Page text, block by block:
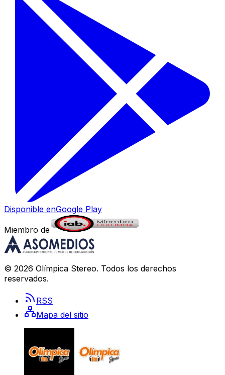
Disponible enGoogle Play
Miembro de
© 2026 Olímpica Stereo. Todos los derechos
reservados.
RSS
Mapa del sitio